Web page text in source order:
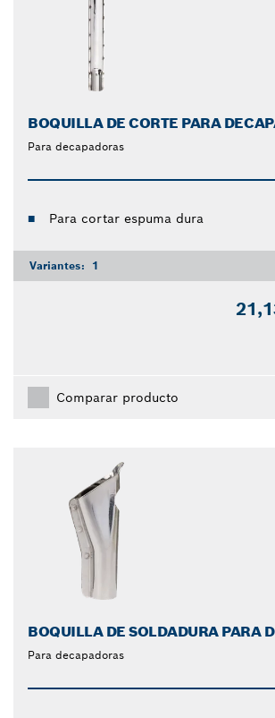
BOQUILLA DE CORTE PARA
Para decapadoras
Para cortar espuma dura
Variantes: 1
Comparar producto
BOQUILLA DE SOLDADURA PARA
Para decapadoras